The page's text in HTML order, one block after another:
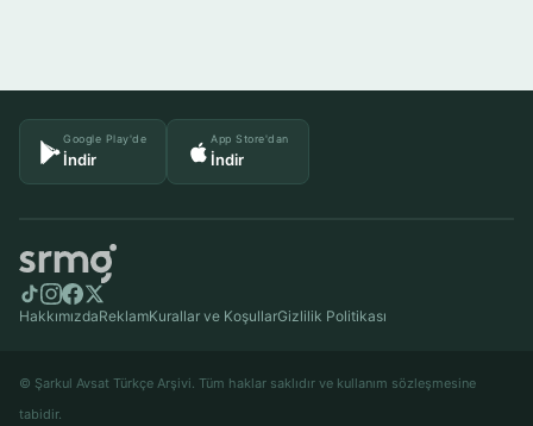
Google Play'de
İndir
App Store'dan
İndir
HakkımızdaReklamKurallar ve KoşullarGizlilik Politikası
© Şarkul Avsat Türkçe Arşivi. Tüm haklar saklıdır ve kullanım sözleşmesine
tabidir.